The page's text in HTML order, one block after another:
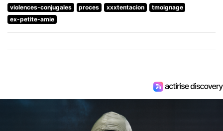
violences-conjugales proces xxxtentacion
tmoignage
ex-petite-amie